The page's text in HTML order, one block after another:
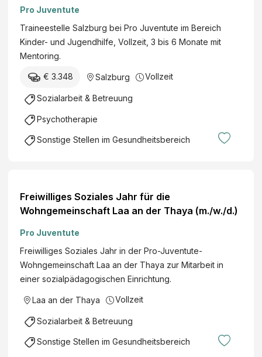
Pro Juventute
Traineestelle Salzburg bei Pro Juventute im Bereich
Kinder- und Jugendhilfe, Vollzeit, 3 bis 6 Monate mit
Mentoring.
€ 3.348 Salzburg Vollzeit
Sozialarbeit & Betreuung
Psychotherapie
Sonstige Stellen im Gesundheitsbereich
Freiwilliges Soziales Jahr für die
Wohngemeinschaft Laa an der Thaya (m./w./d.)
Pro Juventute
Freiwilliges Soziales Jahr in der Pro-Juventute-
Wohngemeinschaft Laa an der Thaya zur Mitarbeit in
einer sozialpädagogischen Einrichtung.
Laa an der Thaya Vollzeit
Sozialarbeit & Betreuung
Sonstige Stellen im Gesundheitsbereich